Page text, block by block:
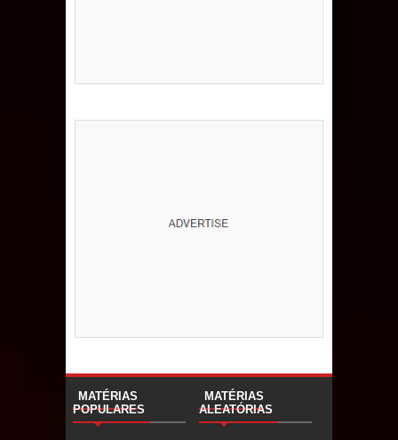
MATÉRIAS
POPULARES
MATÉRIAS
ALEATÓRIAS